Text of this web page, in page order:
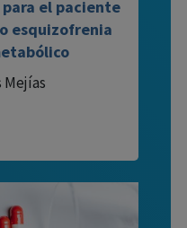
el paciente
esquizofrenia
Mejías